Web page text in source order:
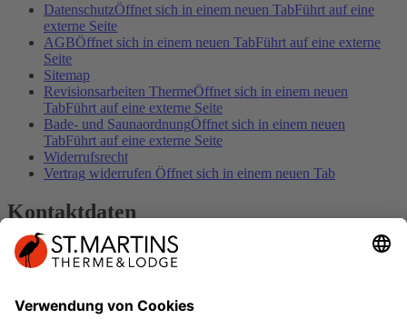
DatenschutzÖffnet sich in einem neuen TabFührt auf eine
externe Seite
AGBÖffnet sich in einem neuen TabFührt auf eine externe
Seite
Sitemap
Revisionsarbeiten ThermeÖffnet sich in einem neuen
TabFührt auf eine externe Seite
Bade- und SaunaordnungÖffnet sich in einem neuen
TabFührt auf eine externe Seite
Widerrufsrecht
Vertrag widerrufen Öffnet sich in einem neuen Tab
Kontaktdaten
Kontakt
Impressum
DER SPUR FOLGEN